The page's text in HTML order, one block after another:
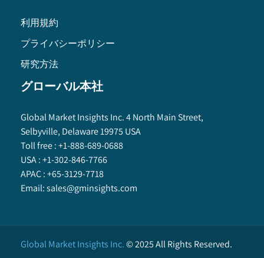
利用規約
プライバシーポリシー
研究方法
グローバル本社
Global Market Insights Inc. 4 North Main Street,
Selbyville, Delaware 19975 USA
Toll free :+1-888-689-0688
USA :+1-302-846-7766
APAC :+65-3129-7718
Email:sales@gminsights.com
Global Market Insights Inc.©2025All Rights Reserved.